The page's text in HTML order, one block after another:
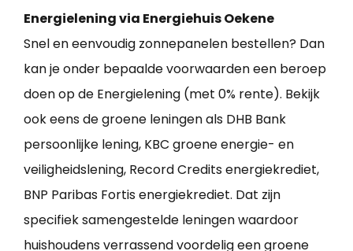
Energielening via Energiehuis Oekene
Snel en eenvoudig zonnepanelen bestellen? Dan
kan je onder bepaalde voorwaarden een beroep
doen op de Energielening (met 0% rente). Bekijk
ook eens de groene leningen als DHB Bank
persoonlijke lening, KBC groene energie- en
veiligheidslening, Record Credits energiekrediet,
BNP Paribas Fortis energiekrediet. Dat zijn
specifiek samengestelde leningen waardoor
huishoudens verrassend voordelig een groene